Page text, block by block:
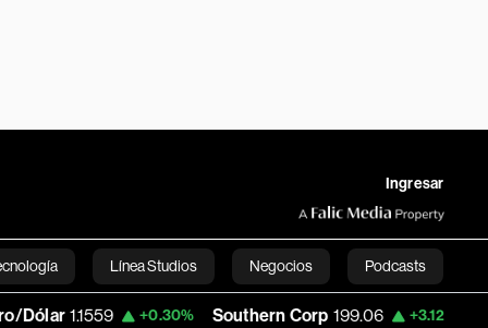
Ingresar
Línea Studios Negocios Podcasts
English
+0.30% Southern Corp 199.06 +3.12% Copa